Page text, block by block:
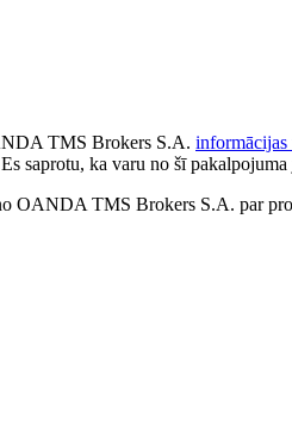
TMS Brokers S.A.
saprotu, ka varu no šī
OANDA TMS Brokers S.A. par